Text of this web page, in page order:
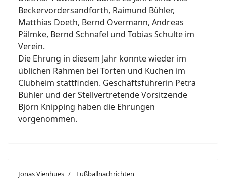
Beckervordersandforth, Raimund Bühler,
Matthias Doeth, Bernd Overmann, Andreas
Pälmke, Bernd Schnafel und Tobias Schulte im
Verein.
Die Ehrung in diesem Jahr konnte wieder im
üblichen Rahmen bei Torten und Kuchen im
Clubheim stattfinden. Geschäftsführerin Petra
Bühler und der Stellvertretende Vorsitzende
Björn Knipping haben die Ehrungen
vorgenommen.
Jonas Vienhues Fußballnachrichten